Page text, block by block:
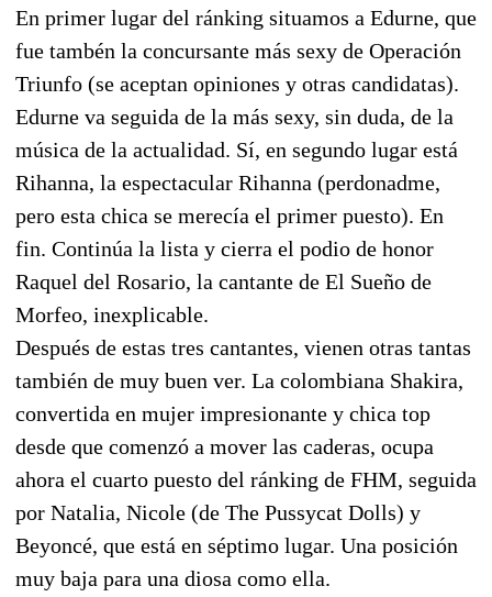
En primer lugar del ránking situamos a Edurne, que
fue tambén la concursante más sexy de Operación
Triunfo (se aceptan opiniones y otras candidatas).
Edurne va seguida de la más sexy, sin duda, de la
música de la actualidad. Sí, en segundo lugar está
Rihanna, la espectacular Rihanna (perdonadme,
pero esta chica se merecía el primer puesto). En
fin. Continúa la lista y cierra el podio de honor
Raquel del Rosario, la cantante de El Sueño de
Morfeo, inexplicable.
Después de estas tres cantantes, vienen otras tantas
también de muy buen ver. La colombiana Shakira,
convertida en mujer impresionante y chica top
desde que comenzó a mover las caderas, ocupa
ahora el cuarto puesto del ránking de FHM, seguida
por Natalia, Nicole (de The Pussycat Dolls) y
Beyoncé, que está en séptimo lugar. Una posición
muy baja para una diosa como ella.